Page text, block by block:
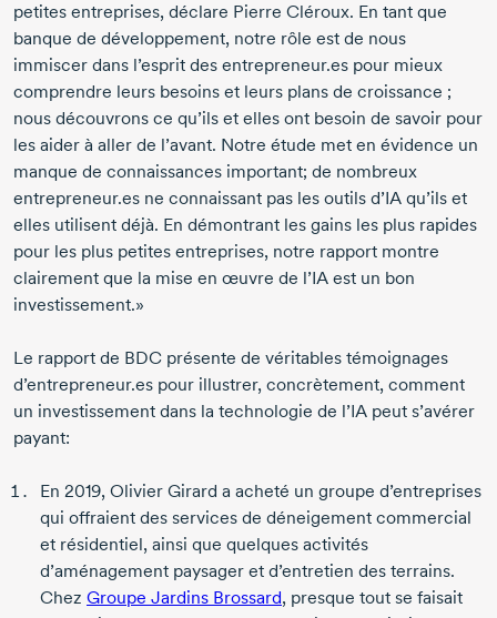
petites entreprises, déclare Pierre Cléroux. En tant que
banque de développement, notre rôle est de nous
immiscer dans l’esprit des entrepreneur.es pour mieux
comprendre leurs besoins et leurs plans de croissance ;
nous découvrons ce qu’ils et elles ont besoin de savoir pour
les aider à aller de l’avant. Notre étude met en évidence un
manque de connaissances important; de nombreux
entrepreneur.es ne connaissant pas les outils d’IA qu’ils et
elles utilisent déjà. En démontrant les gains les plus rapides
pour les plus petites entreprises, notre rapport montre
clairement que la mise en œuvre de l’IA est un bon
investissement.»
Le rapport de BDC présente de véritables témoignages
d’entrepreneur.es pour illustrer, concrètement, comment
un investissement dans la technologie de l’IA peut s’avérer
payant:
En 2019, Olivier Girard a acheté un groupe d’entreprises
qui offraient des services de déneigement commercial
et résidentiel, ainsi que quelques activités
d’aménagement paysager et d’entretien des terrains.
Chez Groupe Jardins Brossard, presque tout se faisait